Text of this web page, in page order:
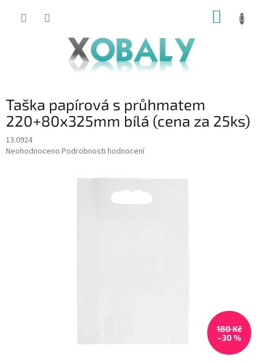
KOŠÍK
Taška papírová s průhmatem
220+80x325mm bílá (cena za 25ks)
13.0924
Průměrné
Neohodnoceno Podrobnosti hodnocení
180 Kč
–30 %